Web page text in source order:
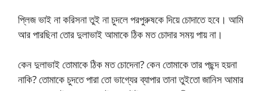
প্লিজ ভাই না করিসনা তুই না চুদলে পরপুরুষকে দিয়ে চোদাতে হবে। আমি
আর পারছিনা তোর দুলাভাই আমাকে ঠিক মত চোদার সময় পায় না।
কেন দুলাভাই তোমাকে ঠিক মত চোদেনা? কেন তোমাকে তার পছন্দ হয়না
নাকি? তোমাকে চুদতে পারা তো ভাগ্যের ব্যাপার তানা তুইতো জানিস আমার